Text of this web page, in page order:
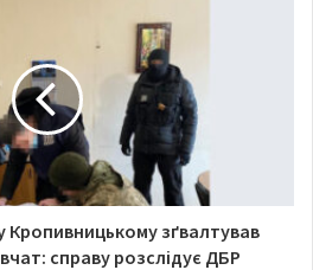
e
Кропивницькому зґвалтував
справу розслідує ДБР